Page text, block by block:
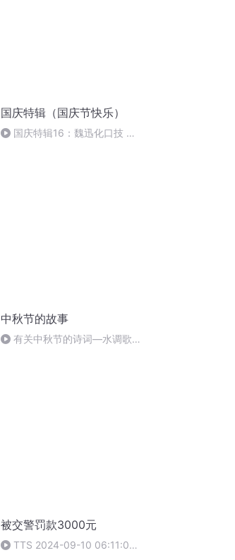
国庆特辑（国庆节快乐）
国庆特辑16：魏迅化口技 二
中秋节的故事
有关中秋节的诗词―水调歌
被交警罚款3000元
TTS 2024-09-10 06:11:06